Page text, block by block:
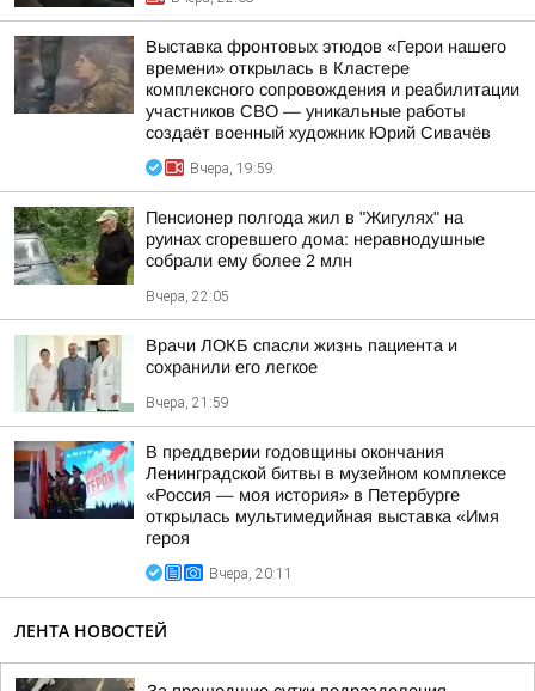
Выставка фронтовых этюдов «Герои нашего
времени» открылась в Кластере
комплексного сопровождения и реабилитации
участников СВО — уникальные работы
создаёт военный художник Юрий Сивачёв
Вчера, 19:59
Пенсионер полгода жил в "Жигулях" на
руинах сгоревшего дома: неравнодушные
собрали ему более 2 млн
Вчера, 22:05
Врачи ЛОКБ спасли жизнь пациента и
сохранили его легкое
Вчера, 21:59
В преддверии годовщины окончания
Ленинградской битвы в музейном комплексе
«Россия — моя история» в Петербурге
открылась мультимедийная выставка «Имя
героя
Вчера, 20:11
ЛЕНТА НОВОСТЕЙ